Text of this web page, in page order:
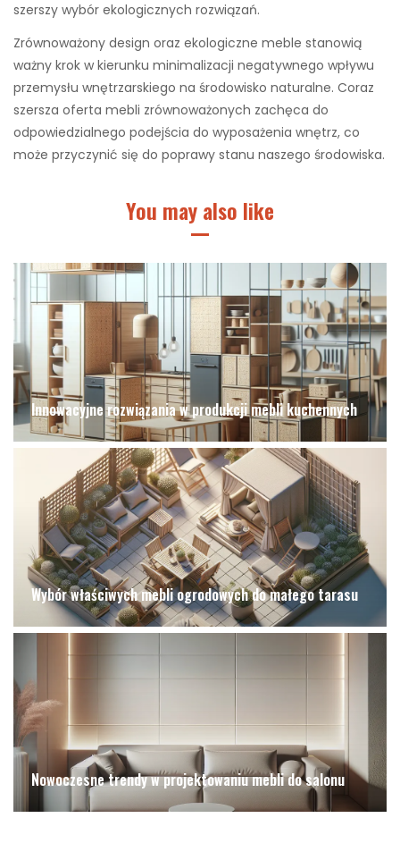
szerszy wybór ekologicznych rozwiązań.
Zrównoważony design oraz ekologiczne meble stanowią
ważny krok w kierunku minimalizacji negatywnego wpływu
przemysłu wnętrzarskiego na środowisko naturalne. Coraz
szersza oferta mebli zrównoważonych zachęca do
odpowiedzialnego podejścia do wyposażenia wnętrz, co
może przyczynić się do poprawy stanu naszego środowiska.
You may also like
Innowacyjne rozwiązania w produkcji mebli kuchennych
Wybór właściwych mebli ogrodowych do małego tarasu
Nowoczesne trendy w projektowaniu mebli do salonu